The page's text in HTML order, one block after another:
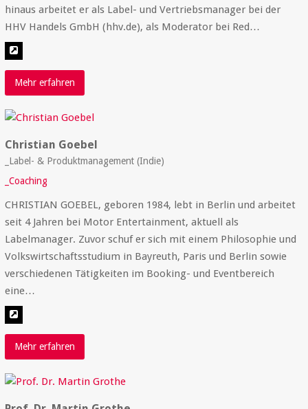
hinaus arbeitet er als Label- und Vertriebsmanager bei der
HHV Handels GmbH (hhv.de), als Moderator bei Red…
Mehr erfahren
Christian Goebel
_Label- & Produktmanagement (Indie)
_Coaching
CHRISTIAN GOEBEL, geboren 1984, lebt in Berlin und arbeitet
seit 4 Jahren bei Motor Entertainment, aktuell als
Labelmanager. Zuvor schuf er sich mit einem Philosophie und
Volkswirtschaftsstudium in Bayreuth, Paris und Berlin sowie
verschiedenen Tätigkeiten im Booking- und Eventbereich
eine…
Mehr erfahren